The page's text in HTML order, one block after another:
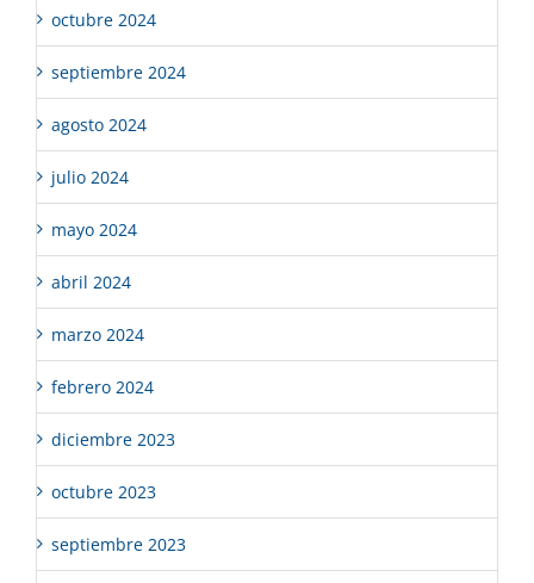
octubre 2024
septiembre 2024
agosto 2024
julio 2024
mayo 2024
abril 2024
marzo 2024
febrero 2024
diciembre 2023
octubre 2023
septiembre 2023